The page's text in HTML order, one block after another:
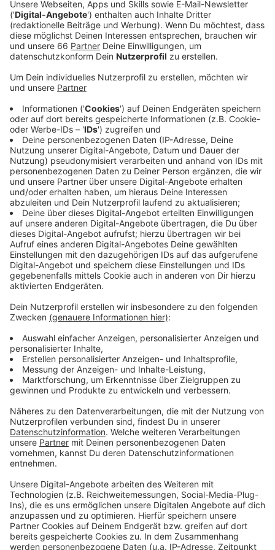
Politikerinnen und Politiker sollen darüber in einem
Monat (Stadtrat am 7. September 2023)
entscheiden.
Veröffentlicht:Dienstag, 08.08.2023 05:24
Anzeige
Die Stelle ist seit dem Frühjahr frei, nachdem der
bisherige Dezernent Michael Rauterkus vorzeitig
ausgeschieden war. Damit war er nach nur zwei Jahren
seiner Abwahl zuvorgekommen. Die hatten damals
überraschend CDU, SPD, FDP, die GRÜNEN und der OB
beantragt. Ein bislang einmaliger Vorgang im Rathaus.
Jetzt soll also Olaf Wagner in der Stadtverwaltung für
die Digitalisierung und das Personal zuständig werden.
Er leitet aktuell seit drei Jahren das Büro von OB
Keller und hatte zuvor verschiedene Chefposten in
Köln inne.
Anzeige
Weitere Infos und Links zum Thema:
Anzeige
Meldung der Stadt dazu
OB Keller und eine breite politische Mehrheit
wollten den früheren Dezernenten Rauterkus im
Frühjahr überraschend abwählen
RP - Rauterkus kam der Abwahl zuvor
Anzeige